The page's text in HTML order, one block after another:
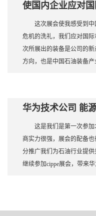
使国内企业应对
这次展会使我感受到
危机的洗礼，我们应对国
次所展出的装备是公司的
方向，也是中国石油装备产
华为技术公司 能
这是我们是第一次参
商实力很强，展会的配备
分推广我们为石油行业提
继续参加cippe展会，带来